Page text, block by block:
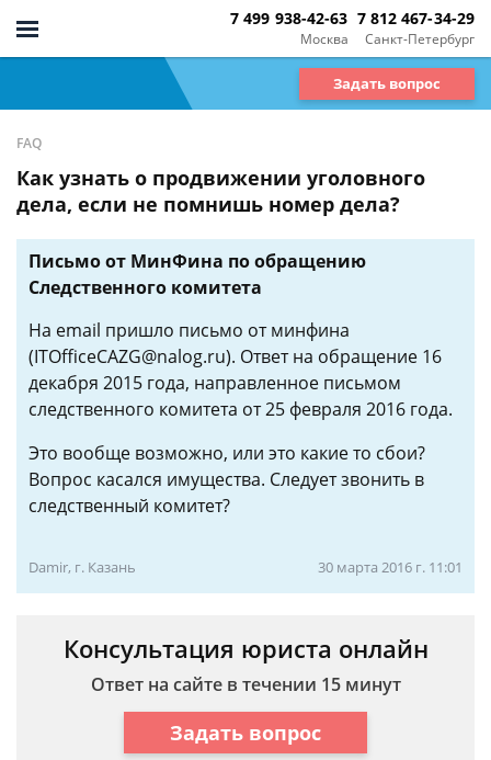
Москва
7 499 938-42-63
Санкт-Петербург
7 812 467-34-29
Задать вопрос
FAQ
Как узнать о продвижении уголовного
дела, если не помнишь номер дела?
Письмо от МинФина по обращению
Следственного комитета
На email пришло письмо от минфина
(ITOfficeCAZG@nalog.ru). Ответ на обращение 16
декабря 2015 года, направленное письмом
следственного комитета от 25 февраля 2016 года.
Это вообще возможно, или это какие то сбои?
Вопрос касался имущества. Следует звонить в
следственный комитет?
Damir, г. Казань 30 марта 2016 г. 11:01
Консультация юриста онлайн
Ответ на сайте в течении 15 минут
Задать вопрос